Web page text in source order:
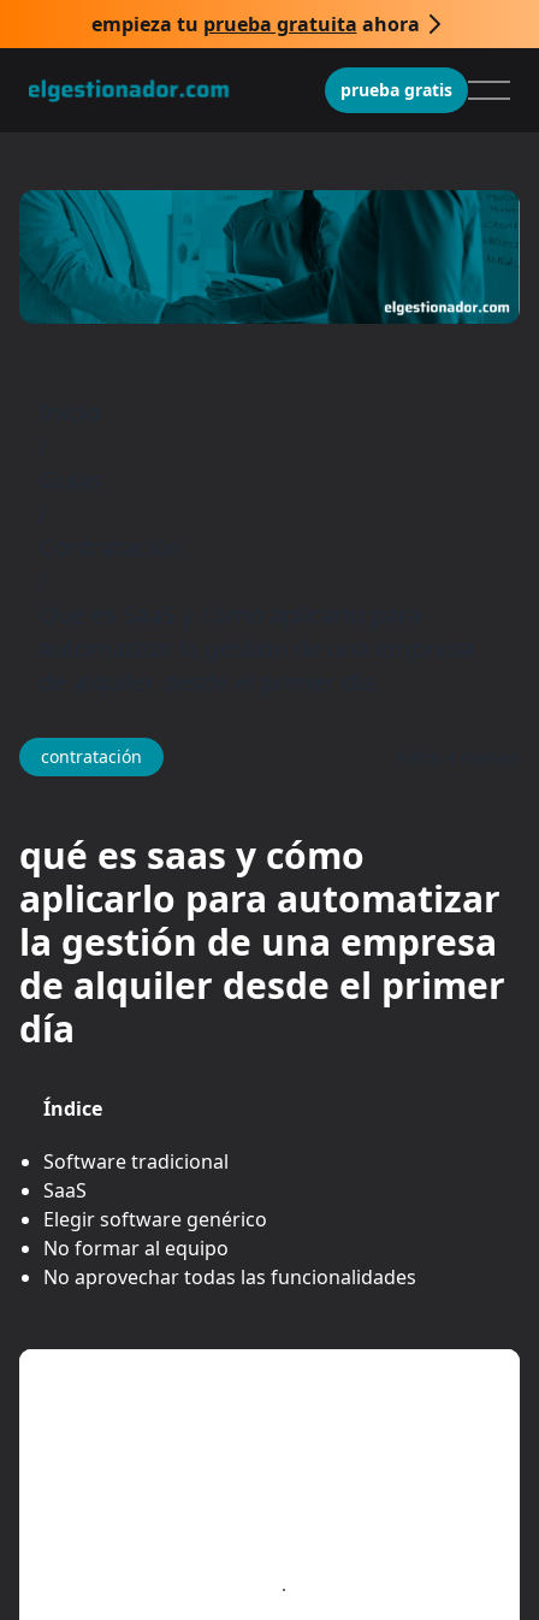
empieza tu prueba gratuita ahora
prueba gratis
contratación
qué es saas y cómo
aplicarlo para automatizar
la gestión de una empresa
de alquiler desde el primer
día
Índice
Software tradicional
SaaS
Elegir software genérico
No formar al equipo
No aprovechar todas las funcionalidades